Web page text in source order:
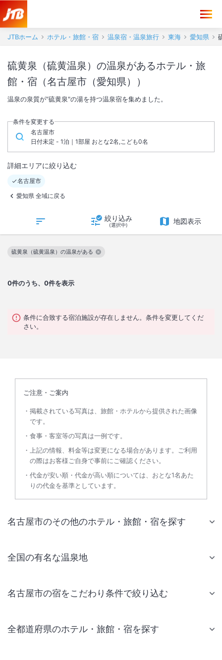
JTBホーム ホテル・旅館・宿 温泉宿・温泉旅行 東海 愛知県
硫黄泉（硫黄温泉）の温泉があるホテル・旅
館・宿（名古屋市（愛知県））
温泉の泉質が"硫黄泉"の湯を持つ温泉宿を集めました。
条件を変更する
名古屋市
日付未定 - 1泊｜1部屋 おとな2名,こども0名
詳細エリアに絞り込む
名古屋市
愛知県 全域に戻る
絞り込み
(選択中) 地図表示
0件のうち、0件を表示
硫黄泉（硫黄温泉）の温泉がある
この絞り込み条件を解除
条件に合致する宿泊施設が存在しません。条件を変更してくだ
さい。
ご注意・ご案内
掲載されている写真は、旅館・ホテルから提供された画像
です。
食事・客室等の写真は一例です。
上記の情報、料金等は変更になる場合があります。ご利用
の際はお客様ご自身で事前にご確認ください。
代金が安い順・代金が高い順については、おとな1名あた
りの代金を基準としています。
名古屋市のその他のホテル・旅館・宿を探す
全国の有名な温泉地
名古屋市の宿をこだわり条件で絞り込む
全都道府県のホテル・旅館・宿を探す